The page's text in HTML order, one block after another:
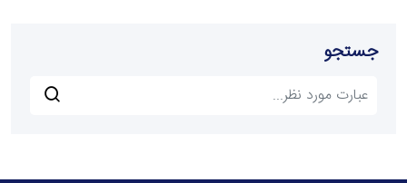
جستجو